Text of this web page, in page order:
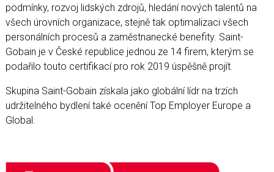
podmínky, rozvoj lidských zdrojů, hledání nových talentů na
všech úrovních organizace, stejně tak optimalizaci všech
personálních procesů a zaměstnanecké benefity. Saint-
Gobain je v České republice jednou ze 14 firem, kterým se
podařilo touto certifikací pro rok 2019 úspěšně projít.
Skupina Saint-Gobain získala jako globální lídr na trzích
udržitelného bydlení také ocenění Top Employer Europe a
Global.